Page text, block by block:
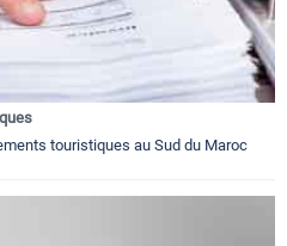
touristiques au Sud du Maroc